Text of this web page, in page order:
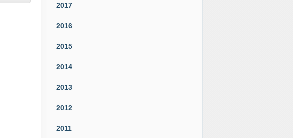
2017
2016
2015
2014
2013
2012
2011